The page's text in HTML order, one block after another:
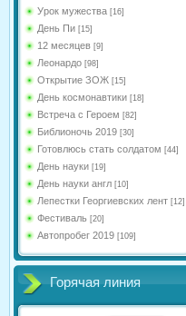
Урок мужества [16]
День Пи [15]
12 месяцев [9]
Леонардо [98]
Открытие ЗОЖ [15]
День космонавтики [18]
Встреча с Героем [82]
Библионочь 2019 [30]
Готовлюсь стать солдатом [44]
День науки [19]
День науки англ [10]
Лепестки Георгиевских лент [12]
Фестиваль [20]
Автопробег 2019 [109]
Горячая линия